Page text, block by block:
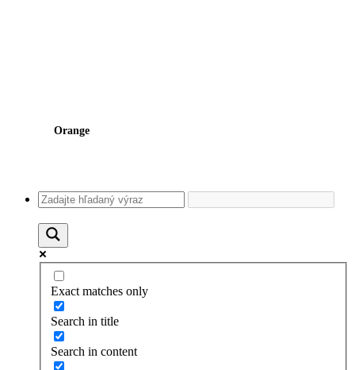
Orange
Exact matches only
Search in title
Search in content